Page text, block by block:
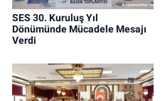
SES 30. Kuruluş Yıl
Dönümünde Mücadele Mesajı
Verdi